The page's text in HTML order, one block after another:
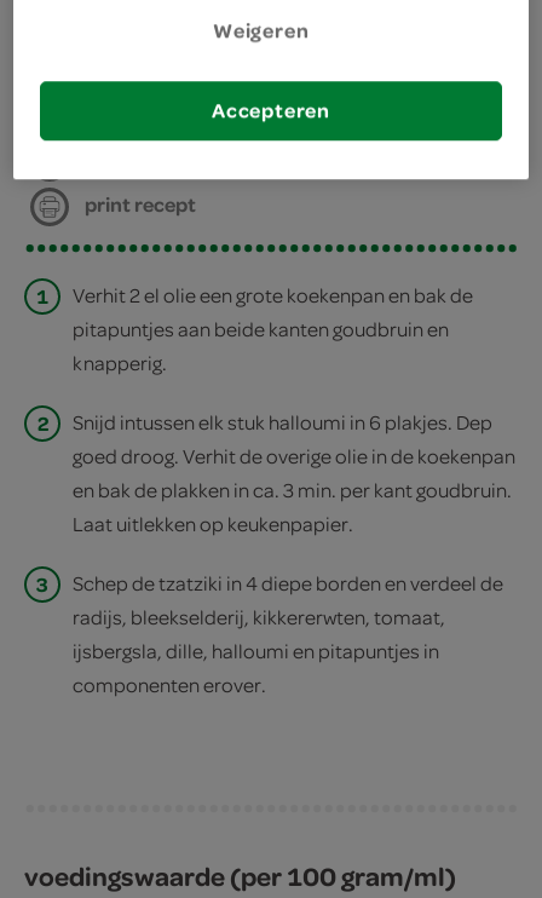
deel op twitter
print recept
1
Verhit 2 el olie een grote koekenpan en bak de
pitapuntjes aan beide kanten goudbruin en
knapperig.
2
Snijd intussen elk stuk halloumi in 6 plakjes. Dep
goed droog. Verhit de overige olie in de koekenpan
en bak de plakken in ca. 3 min. per kant goudbruin.
Laat uitlekken op keukenpapier.
3
Schep de tzatziki in 4 diepe borden en verdeel de
radijs, bleekselderij, kikkererwten, tomaat,
ijsbergsla, dille, halloumi en pitapuntjes in
componenten erover.
voedingswaarde (per 100 gram/ml)
Weigeren
Accepteren